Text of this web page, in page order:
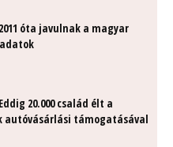
óta javulnak a magyar
20.000 család élt a
autóvásárlási támogatásával